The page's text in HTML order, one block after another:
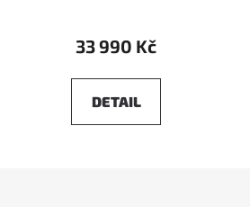
33 990 Kč
DETAIL